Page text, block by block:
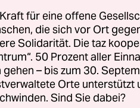
werden darf auf
24 Stunden lang.
Betreiber, müssen die
erst mal gut, ist aber
Wortlaut ist: Die
für eine offene
die sich vor Ort
Solidarität. Die taz
50 Prozent aller
gehen – bis zum 30.
Orte unterstützt
Sind Sie dabei?